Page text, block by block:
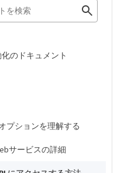
化のドキュメント
プションを理解する
サービスの詳細